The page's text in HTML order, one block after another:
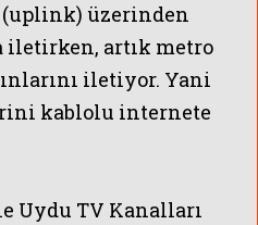
üzerinden
iletirken, artık metro
iletiyor. Yani
kablolu internete
Uydu TV Kanalları